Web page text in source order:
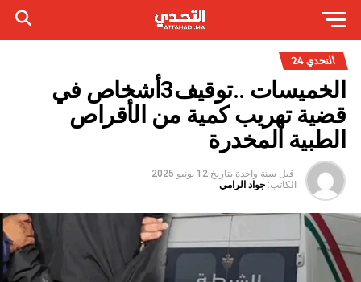
التحدي 24
الخميسات ..توقيف3أشخاص في
قضية تهريب كمية من الأقراص
الطبية المخدرة
قبل سنة واحدة بتاريخ 12 يونيو 2025
الكاتب: جواد الرامي